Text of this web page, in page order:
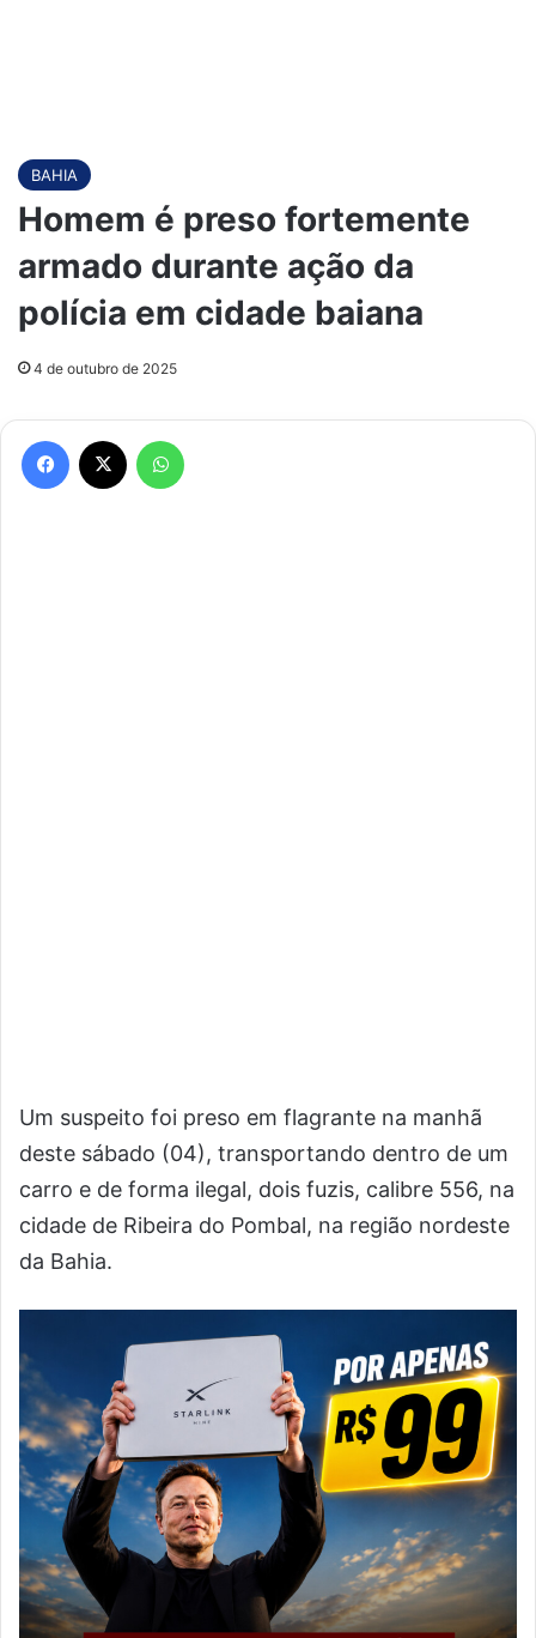
BAHIA
Homem é preso fortemente
armado durante ação da
polícia em cidade baiana
4 de outubro de 2025
Facebook
Um suspeito foi preso em flagrante na manhã
deste sábado (04), transportando dentro de um
carro e de forma ilegal, dois fuzis, calibre 556, na
cidade de Ribeira do Pombal, na região nordeste
da Bahia.